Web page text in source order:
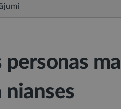
personas
nianses